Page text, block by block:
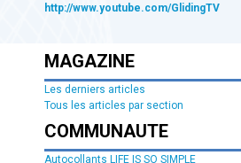
http://www.youtube.com/GlidingTV
MAGAZINE
Les derniers articles
Tous les articles par section
COMMUNAUTE
Autocollants LIFE IS SO SIMPLE